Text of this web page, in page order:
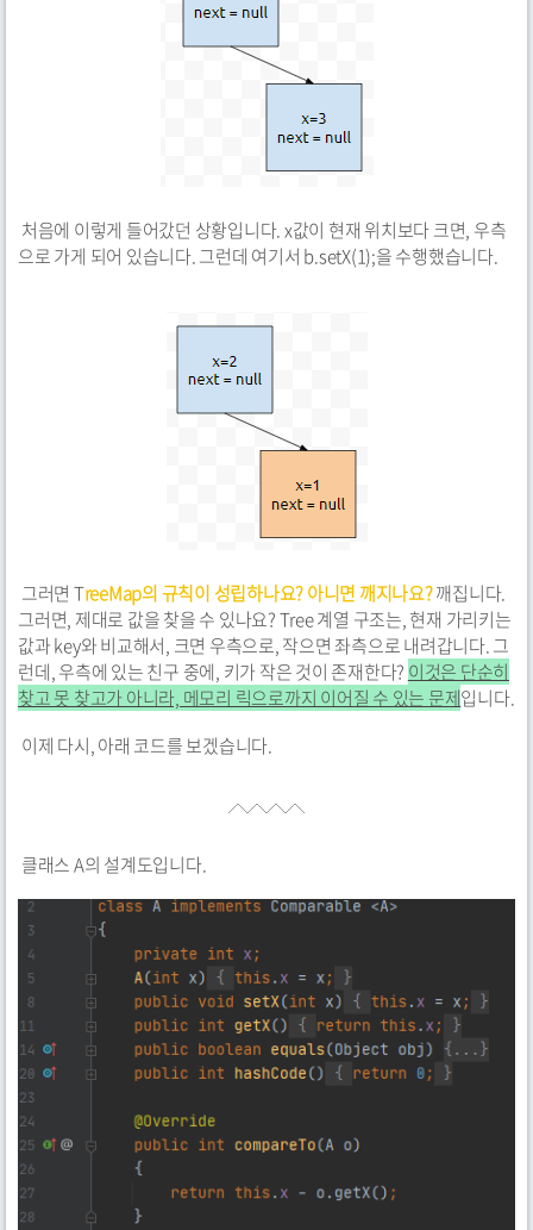
처음에 이렇게 들어갔던 상황입니다. x값이 현재 위치보다 크면, 우측
으로 가게 되어 있습니다. 그런데 여기서 b.setX(1);을 수행했습니다.
그러면 TreeMap의 규칙이 성립하나요? 아니면 깨지나요?깨집니다.
그러면, 제대로 값을 찾을 수 있나요? Tree 계열 구조는, 현재 가리키는
값과 key와 비교해서, 크면 우측으로, 작으면 좌측으로 내려갑니다. 그
런데, 우측에 있는 친구 중에, 키가 작은 것이 존재한다? 이것은 단순히
찾고 못 찾고가 아니라, 메모리 릭으로까지 이어질 수 있는 문제입니다.
이제 다시, 아래 코드를 보겠습니다.
클래스 A의 설계도입니다.